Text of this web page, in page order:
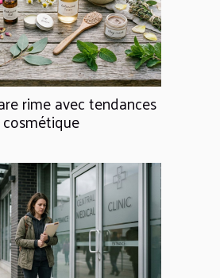
rime avec tendances